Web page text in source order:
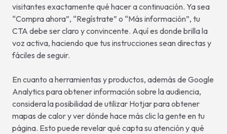
visitantes exactamente qué hacer a continuación. Ya sea
“Compra ahora”, “Regístrate” o “Más información”, tu
CTA debe ser claro y convincente. Aquí es donde brilla la
voz activa, haciendo que tus instrucciones sean directas y
fáciles de seguir.
En cuanto a herramientas y productos, además de Google
Analytics para obtener información sobre la audiencia,
considera la posibilidad de utilizar Hotjar para obtener
mapas de calor y ver dónde hace más clic la gente en tu
página. Esto puede revelar qué capta su atención y qué